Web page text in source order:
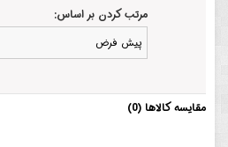
مرتب کردن بر اساس:
مقایسه کالاها (0)